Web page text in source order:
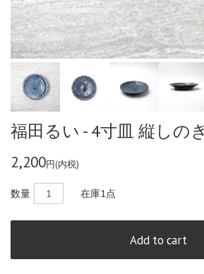
福田るい - 4寸皿 縦しの
2,200円(内税)
数量 在庫1点